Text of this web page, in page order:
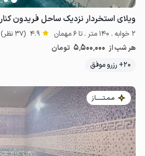
ویلای استخردار نزدیک ساحل فریدون کنار
2 خوابه . 140 متر . تا 6 مهمان 4.9 (37 نظر)
هر شب از 5٬500٬000 تومان
20+ رزرو موفق
مـمـتــــــاز